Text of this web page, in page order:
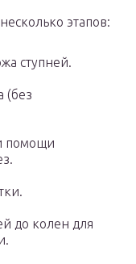
этапов:
ступней.
(без
помощи
до колен для